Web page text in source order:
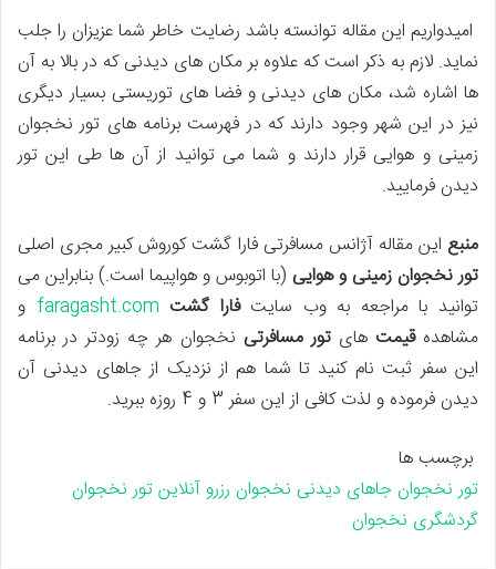
امیدواریم این مقاله توانسته باشد رضایت خاطر شما عزیزان را جلب
نماید. لازم به ذکر است که علاوه بر مکان های دیدنی که در بالا به آن
ها اشاره شد، مکان های دیدنی و فضا های توریستی بسیار دیگری
نیز در این شهر وجود دارند که در فهرست برنامه های تور نخجوان
زمینی و هوایی قرار دارند و شما می توانید از آن ها طی این تور
دیدن فرمایید.
منبع این مقاله آژانس مسافرتی فارا گشت کوروش کبیر مجری اصلی
تور نخجوان زمینی و هوایی (با اتوبوس و هواپیما است.) بنابراین می
توانید با مراجعه به وب سایتفارا گشت faragasht.com و
مشاهدهقیمت هایتور مسافرتی نخجوان هر چه زودتر در برنامه
این سفر ثبت نام کنید تا شما هم از نزدیک از جاهای دیدنی آن
دیدن فرموده و لذت کافی از این سفر 3 و 4 روزه ببرید.
برچسب ها
تور نخجوان جاهای دیدنی نخجوان رزرو آنلاین تور نخجوان
گردشگری نخجوان